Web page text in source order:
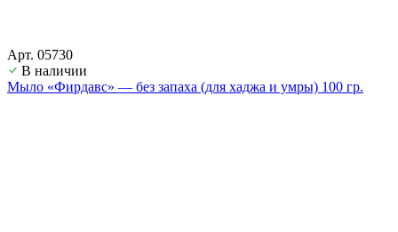
Арт. 05730
В наличии
Мыло «Фирдавс» — без запаха (для хаджа и умры) 100 гр.